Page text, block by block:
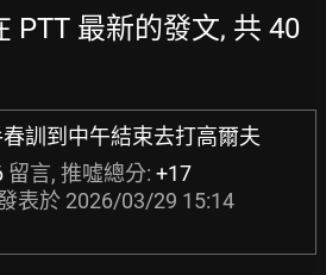
PTT 最新的發文, 共 40
訓到中午結束去打高爾夫
留言, 推噓總分: +17
表於 2026/03/29 15:14